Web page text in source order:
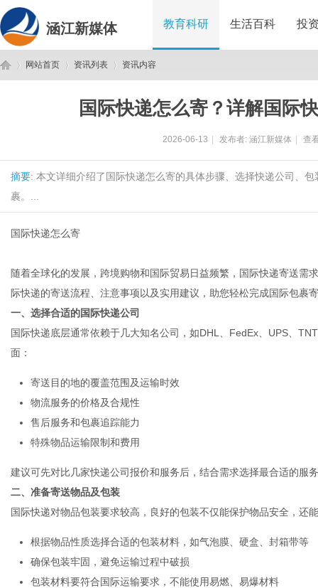
涵江新媒体 教育科研 生活百科 投
网站首页 资讯列表 资讯内容
国际快递怎么寄？详解国际
2026-06-13 发布者: 涵江新媒体 查
摘要: 本文详细介绍了国际快递怎么寄的具体步骤、选择快递公司、
裹。...
国际快递怎么寄
随着全球化的发展，跨境购物和国际贸易日益频繁，国际快递寄送需
际快递的寄送流程、注意事项以及实用建议，助您轻松完成国际包裹
一、选择合适的国际快递公司
国际快递底层通常依赖于几大知名公司，如DHL、FedEx、UPS、
面：
寄送目的地的覆盖范围及运输时效
物流服务的价格及合规性
售后服务和包裹追踪能力
特殊物品运输限制和费用
建议可先对比几家快递公司报价和服务后，结合需求选择最合适的服
二、准备寄送物品及包装
国际快递对物品包装要求较高，良好的包装不仅能保护物品安全，还
根据物品性质选择合适的包装材料，如气泡膜、硬盒、封箱带等
确保包装牢固，避免运输过程中破损
包装材料要符合国际运输要求，不能使用易燃、易爆材料